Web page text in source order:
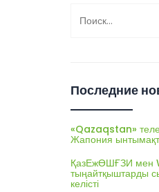
Последние
«Qazaqstan»
Жапония
ҚазЕжӨШҒЗИ мен
тыңайтқыштарды
келісті